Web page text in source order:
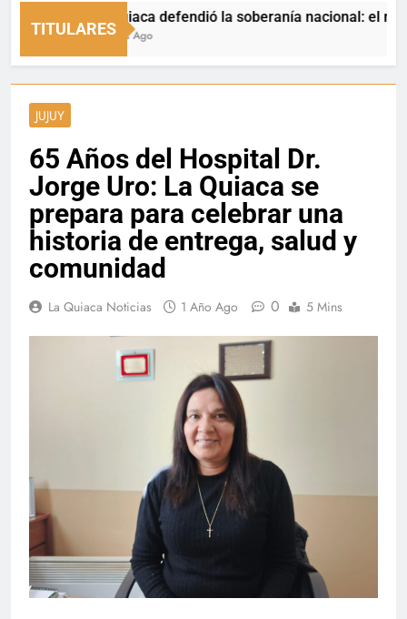
TITULARES
La Quiaca defendió la soberanía nacional: el
4 Horas Ago
JUJUY
65 Años del Hospital Dr.
Jorge Uro: La Quiaca se
prepara para celebrar una
historia de entrega, salud y
comunidad
La Quiaca Noticias 1 Año Ago 0 5 Mins